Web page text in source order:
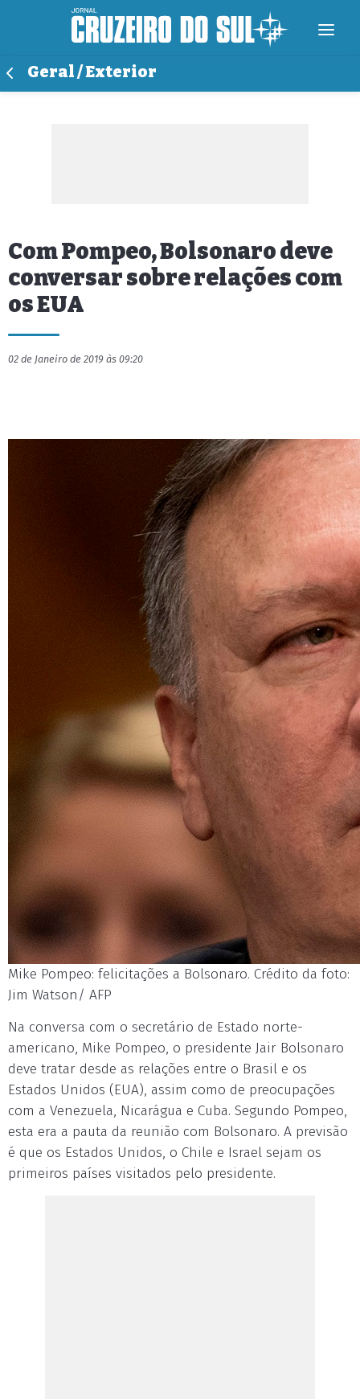
Geral / Exterior
Com Pompeo, Bolsonaro deve
conversar sobre relações com
os EUA
02 de Janeiro de 2019 às 09:20
Mike Pompeo: felicitações a Bolsonaro. Crédito da foto:
Jim Watson/ AFP
Na conversa com o secretário de Estado norte-
americano, Mike Pompeo, o presidente Jair Bolsonaro
deve tratar desde as relações entre o Brasil e os
Estados Unidos (EUA), assim como de preocupações
com a Venezuela, Nicarágua e Cuba. Segundo Pompeo,
esta era a pauta da reunião com Bolsonaro. A previsão
é que os Estados Unidos, o Chile e Israel sejam os
primeiros países visitados pelo presidente.